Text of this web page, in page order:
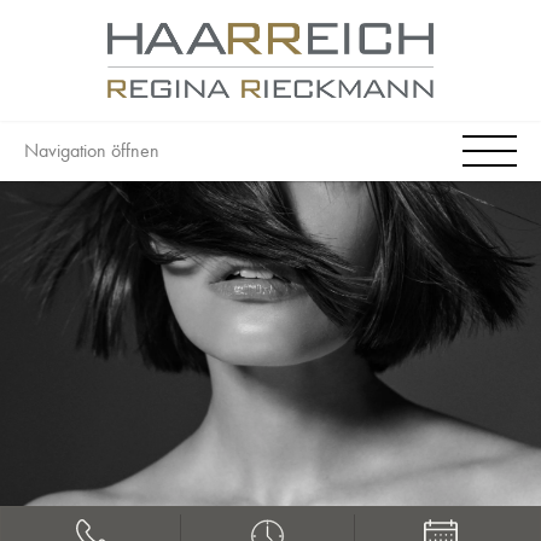
Navigation öffnen